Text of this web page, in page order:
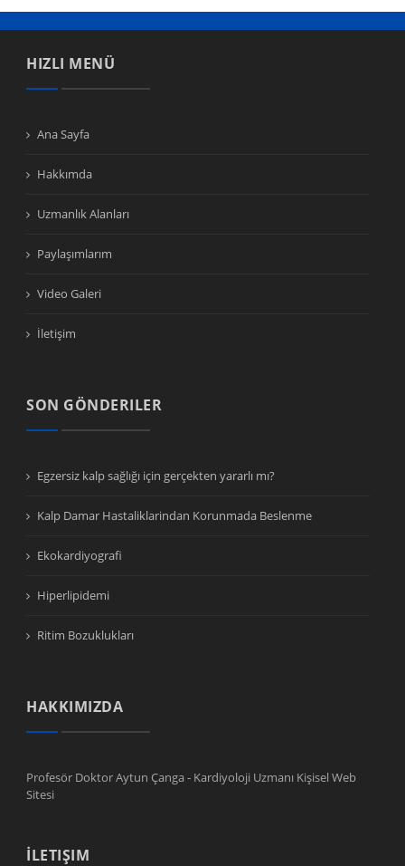
HIZLI MENÜ
Ana Sayfa
Hakkımda
Uzmanlık Alanları
Paylaşımlarım
Video Galeri
İletişim
SON GÖNDERILER
Egzersiz kalp sağlığı için gerçekten yararlı mı?
Kalp Damar Hastaliklarindan Korunmada Beslenme
Ekokardiyografi
Hiperlipidemi
Ritim Bozuklukları
HAKKIMIZDA
Profesör Doktor Aytun Çanga - Kardiyoloji Uzmanı Kişisel Web
Sitesi
İLETIŞIM